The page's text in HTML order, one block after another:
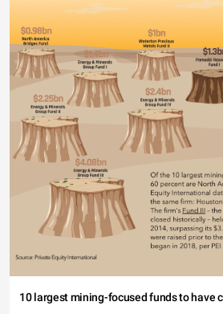
10 largest mining-focused funds to have